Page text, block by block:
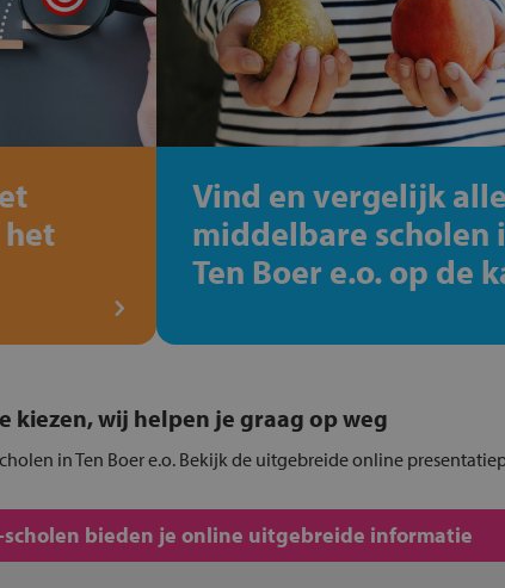
het
Vind en vergelijk alle
middelbare scholen
Ten Boer e.o. op de
kiezen, wij helpen je graag op weg
in Ten Boer e.o. Bekijk de uitgebreide online
scholen bieden je online uitgebreide informatie